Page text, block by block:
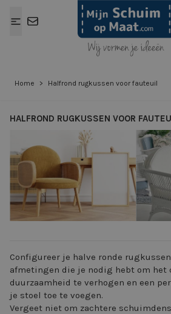
Home > Halfrond rugkussen voor fauteuil
HALFROND RUGKUSSEN VOOR
View larger image
Configureer je halve ronde
afmetingen die je nodig hebt om het
duurzaamheid te verhogen en een
je stoel toe te voegen.
Vergeet niet om zachtere